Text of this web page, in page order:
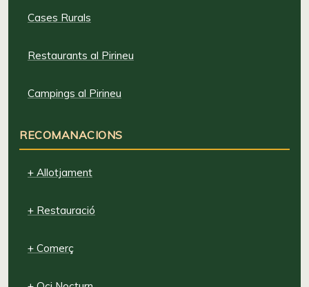
Cases Rurals
Restaurants al Pirineu
Campings al Pirineu
RECOMANACIONS
+ Allotjament
+ Restauració
+ Comerç